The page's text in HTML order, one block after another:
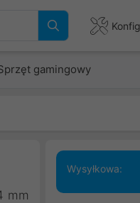
gamingowy
mm
Wysyłkowa: